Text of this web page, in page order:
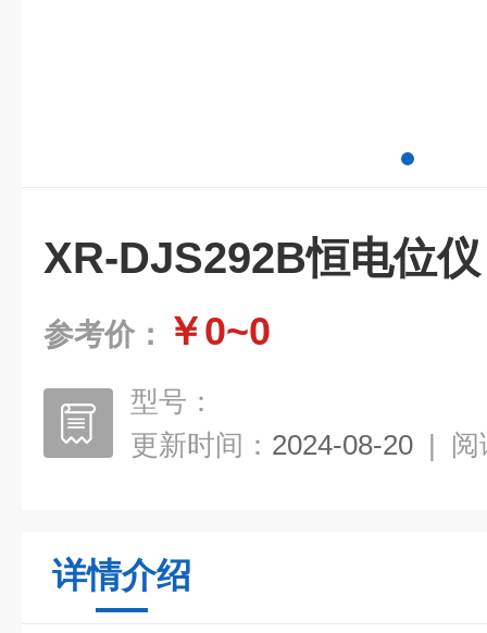
XR-DJS292B恒电位仪
参考价： ￥0~0
型号：
更新时间： 2024-08-20 | 阅
详情介绍